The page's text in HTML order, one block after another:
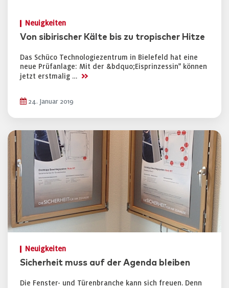
Neuigkeiten
Von sibirischer Kälte bis zu tropischer Hitze
Das Schüco Technologiezentrum in Bielefeld hat eine
neue Prüfanlage: Mit der &bdquo;Eisprinzessin" können
jetzt erstmalig … >>
24. Januar 2019
Neuigkeiten
Sicherheit muss auf der Agenda bleiben
Die Fenster- und Türenbranche kann sich freuen. Denn